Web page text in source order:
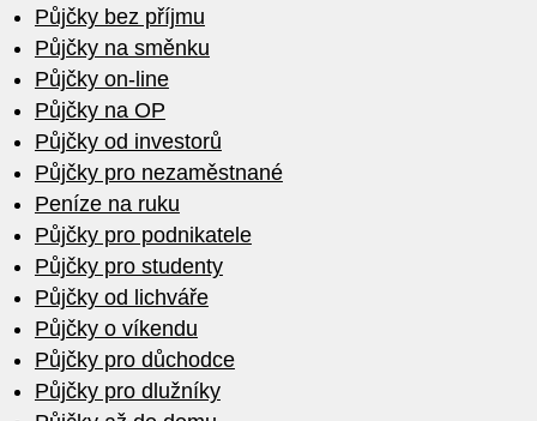
Půjčky bez příjmu
Půjčky na směnku
Půjčky on-line
Půjčky na OP
Půjčky od investorů
Půjčky pro nezaměstnané
Peníze na ruku
Půjčky pro podnikatele
Půjčky pro studenty
Půjčky od lichváře
Půjčky o víkendu
Půjčky pro důchodce
Půjčky pro dlužníky